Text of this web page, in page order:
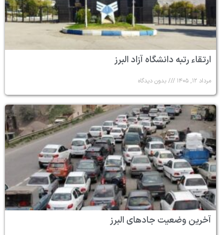
ارتقاء رتبه دانشگاه آزاد البرز
مرداد ۱۲, ۱۴۰۵ بدون دیدگاه
آخرین وضعیت جادهای البرز